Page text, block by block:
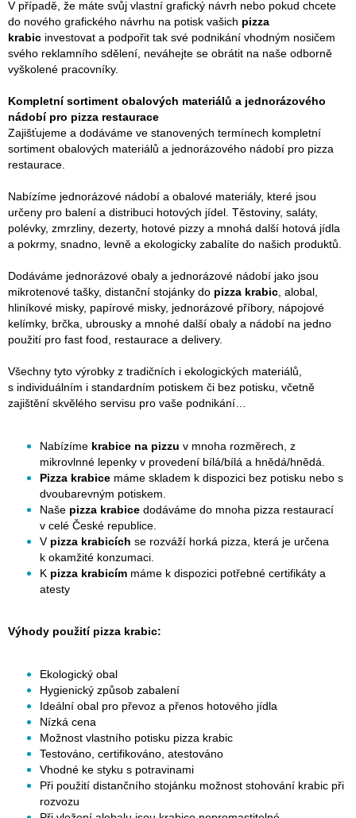
V případě, že máte svůj vlastní grafický návrh nebo pokud chcete
do nového grafického návrhu na potisk vašich pizza
krabic investovat a podpořit tak své podnikání vhodným nosičem
svého reklamního sdělení, neváhejte se obrátit na naše odborně
vyškolené pracovníky.
Kompletní sortiment obalových materiálů a jednorázového
nádobí pro pizza restaurace
Zajišťujeme a dodáváme ve stanovených termínech kompletní
sortiment obalových materiálů a jednorázového nádobí pro pizza
restaurace.
Nabízíme jednorázové nádobí a obalové materiály, které jsou
určeny pro balení a distribuci hotových jídel. Těstoviny, saláty,
polévky, zmrzliny, dezerty, hotové pizzy a mnohá další hotová jídla
a pokrmy, snadno, levně a ekologicky zabalíte do našich produktů.
Dodáváme jednorázové obaly a jednorázové nádobí jako jsou
mikrotenové tašky, distanční stojánky do pizza krabic , alobal,
hliníkové misky, papírové misky, jednorázové příbory, nápojové
kelímky, brčka, ubrousky a mnohé další obaly a nádobí na jedno
použití pro fast food, restaurace a delivery.
Všechny tyto výrobky z tradičních i ekologických materiálů,
s individuálním i standardním potiskem či bez potisku, včetně
zajištění skvělého servisu pro vaše podnikání…
Nabízíme krabice na pizzu v mnoha rozměrech, z
mikrovlnné lepenky v provedení bílá/bílá a hnědá/hnědá.
Pizza krabice máme skladem k dispozici bez potisku nebo s
dvoubarevným potiskem.
Naše pizza krabice dodáváme do mnoha pizza restaurací
v celé České republice.
V pizza krabicích se rozváží horká pizza, která je určena
k okamžité konzumaci.
K pizza krabicím máme k dispozici potřebné certifikáty a
atesty
Výhody použití pizza krabic:
Ekologický obal
Hygienický způsob zabalení
Ideální obal pro převoz a přenos hotového jídla
Nízká cena
Možnost vlastního potisku pizza krabic
Testováno, certifikováno, atestováno
Vhodné ke styku s potravinami
Při použití distančního stojánku možnost stohování krabic při
rozvozu